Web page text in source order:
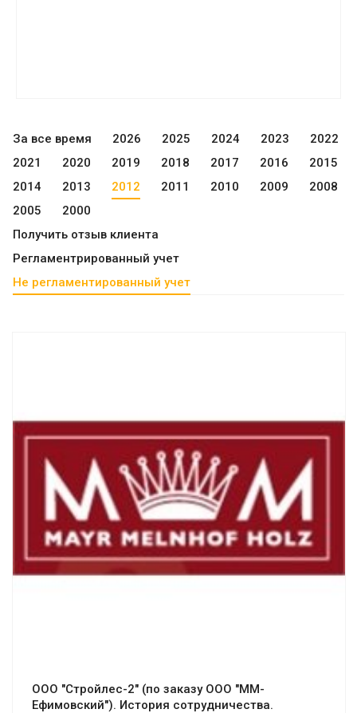
За все время 2026 2025 2024 2023
2022
2021
2020 2019 2018 2017 2016
2015
2014
2013 2012 2011 2010 2009
2008
2005
2000
Получить отзыв клиента
Регламентрированный учет
Не регламентированный учет
Смотреть проект
ООО "Стройлес-2" (по заказу ООО "ММ-
Ефимовский"). История сотрудничества.